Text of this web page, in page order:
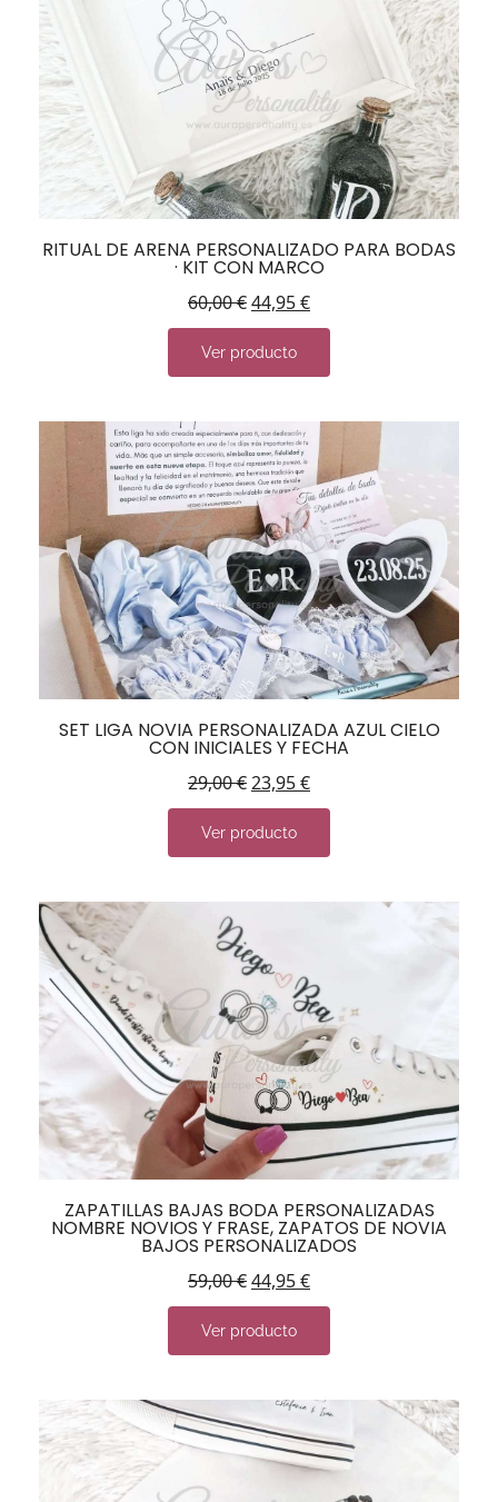
RITUAL DE ARENA PERSONALIZADO PARA BODAS
· KIT CON MARCO
60,00€44,95€
Ver producto
SET LIGA NOVIA PERSONALIZADA AZUL CIELO
CON INICIALES Y FECHA
29,00€23,95€
Ver producto
ZAPATILLAS BAJAS BODA PERSONALIZADAS
NOMBRE NOVIOS Y FRASE, ZAPATOS DE NOVIA
BAJOS PERSONALIZADOS
59,00€44,95€
Ver producto